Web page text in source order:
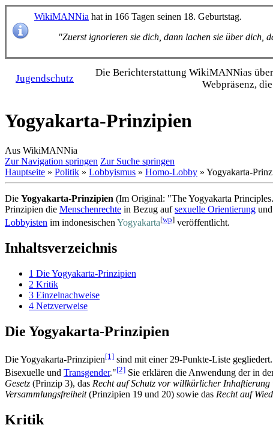
WikiMANNia hat in 166 Tagen seinen 18. Geburtstag.
"Zuerst ignorieren sie dich, dann lachen sie über dich,
Jugendschutz
Die Bericht­erstattung WikiMANNias
Webpräsenz,
Yogyakarta-Prinzipien
Aus WikiMANNia
Zur Navigation springen Zur Suche springen
Hauptseite » Politik » Lobbyismus » Homo-Lobby » Yogyakarta-
Die Yogyakarta-Prinzipien (Im Original: "The Yogyakarta
Prinzipien die Menschenrechte in Bezug aufsexuelle Orientierung und
Lobbyisten im indonesischen Yogyakarta[wp] veröffentlicht.
Inhaltsverzeichnis
1 Die Yogyakarta-Prinzipien
2 Kritik
3 Einzelnachweise
4 Netzverweise
Die Yogyakarta-Prinzipien
Die Yogyakarta-Prinzipien[1] sind mit einer 29-Punkte-Liste
Bisexuelle und Transgender."[2] Sie erklären die Anwendung der in
Gesetz (Prinzip 3), das Recht auf Schutz vor will­kürlicher Inhaftierung
Versammlungs­freiheit(Prinzipien 19 und 20) sowie das Recht auf
Kritik